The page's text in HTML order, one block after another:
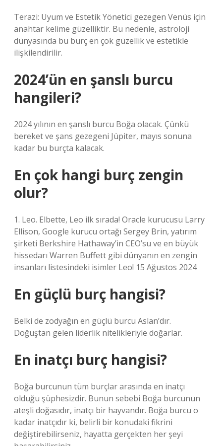
Terazi: Uyum ve Estetik Yönetici gezegen Venüs için
anahtar kelime güzelliktir. Bu nedenle, astroloji
dünyasında bu burç en çok güzellik ve estetikle
ilişkilendirilir.
2024’ün en şanslı burcu
hangileri?
2024 yılının en şanslı burcu Boğa olacak. Çünkü
bereket ve şans gezegeni Jüpiter, mayıs sonuna
kadar bu burçta kalacak.
En çok hangi burç zengin
olur?
1. Leo. Elbette, Leo ilk sırada! Oracle kurucusu Larry
Ellison, Google kurucu ortağı Sergey Brin, yatırım
şirketi Berkshire Hathaway’in CEO’su ve en büyük
hissedarı Warren Buffett gibi dünyanın en zengin
insanları listesindeki isimler Leo! 15 Ağustos 2024
En güçlü burç hangisi?
Belki de zodyağın en güçlü burcu Aslan’dır.
Doğuştan gelen liderlik nitelikleriyle doğarlar.
En inatçı burç hangisi?
Boğa burcunun tüm burçlar arasında en inatçı
olduğu şüphesizdir. Bunun sebebi Boğa burcunun
ateşli doğasıdır, inatçı bir hayvandır. Boğa burcu o
kadar inatçıdır ki, belirli bir konudaki fikrini
değiştirebilirseniz, hayatta gerçekten her şeyi